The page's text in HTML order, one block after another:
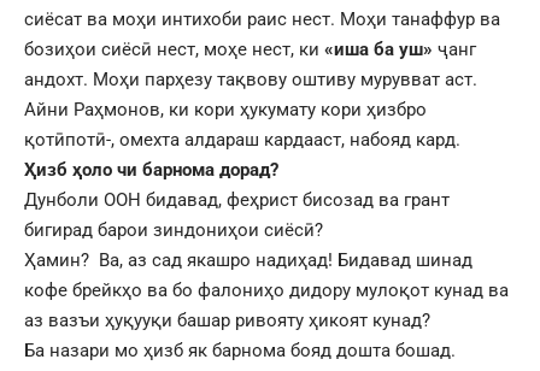
сиёсат ва моҳи интихоби раис нест. Моҳи танаффур ва
бозиҳои сиёсӣ нест, моҳе нест, ки «иша ба уш» ҷанг
андохт. Моҳи парҳезу тақвову оштиву мурувват аст.
Айни Раҳмонов, ки кори ҳукумату кори ҳизбро
қотӣпотӣ-, омехта алдараш кардааст, набояд кард.
Ҳизб ҳоло чи барнома дорад?
Дунболи ООН бидавад, феҳрист бисозад ва грант
бигирад барои зиндониҳои сиёсӣ?
Ҳамин? Ва, аз сад якашро надиҳад! Бидавад шинад
кофе брейкҳо ва бо фалониҳо дидору мулоқот кунад ва
аз вазъи ҳуқууқи башар ривояту ҳикоят кунад?
Ба назари мо ҳизб як барнома бояд дошта бошад.